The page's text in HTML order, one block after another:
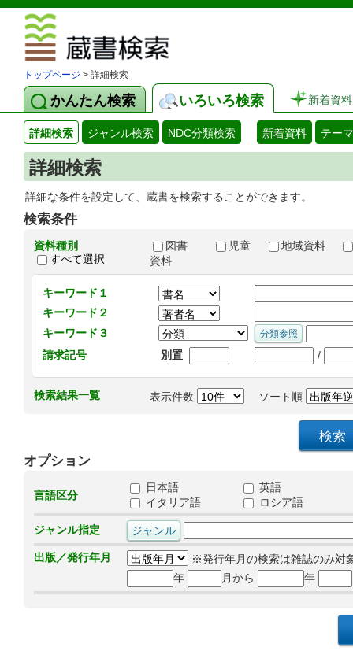
トップページ > 詳細検索
かんたん検索 いろいろ検索 新着資料
詳細検索 ジャンル検索 NDC分類検索 新着資料 テー
詳細検索
詳細な条件を設定して、蔵書を検索することができます。
検索条件
資料種別
すべて選択
図書 児童
地域資料
資料
キーワード１
キーワード２
キーワード３
請求記号
別置 /
検索結果一覧 表示件数 ソート順
オプション
言語区分
日本語
英語
イタリア語
ロシア語
ジャンル指定
出版／発行年月
※発行年月の検索は雑誌のみ対
年
月から 年